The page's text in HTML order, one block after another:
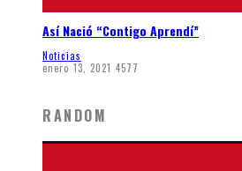
Así Nació “Contigo Aprendí”
Noticias
enero 13, 2021 4577
RANDOM